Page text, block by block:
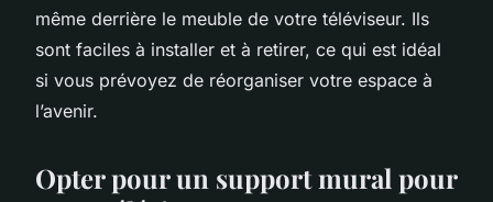
même derrière le meuble de votre téléviseur. Ils
sont faciles à installer et à retirer, ce qui est idéal
si vous prévoyez de réorganiser votre espace à
l’avenir.
Opter pour un support mural pour